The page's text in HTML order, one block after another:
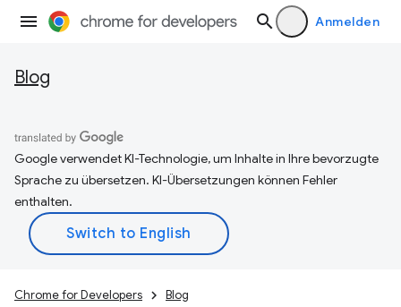
Anmelden
Blog
Google verwendet KI-Technologie, um Inhalte in Ihre bevorzugte
Sprache zu übersetzen. KI-Übersetzungen können Fehler
enthalten.
Chrome for Developers Blog